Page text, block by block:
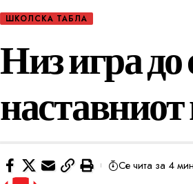
ШКОЛСКА ТАБЛА
Низ игра
Се чита за 4